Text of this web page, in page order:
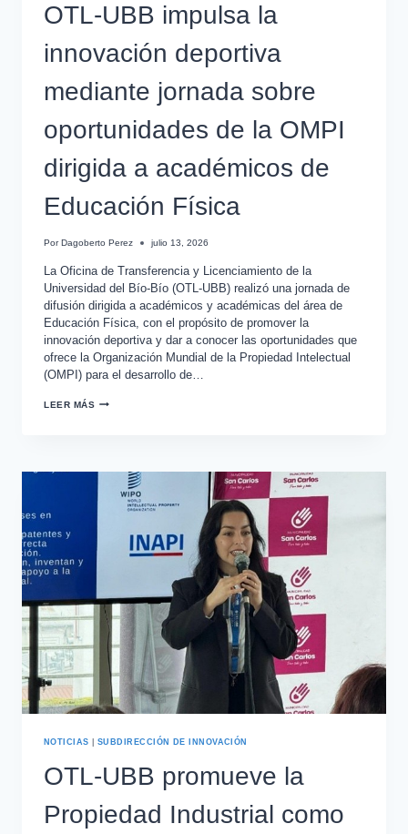
OTL-UBB impulsa la
innovación deportiva
mediante jornada sobre
oportunidades de la OMPI
dirigida a académicos de
Educación Física
Por Dagoberto Perez julio 13, 2026
La Oficina de Transferencia y Licenciamiento de la
Universidad del Bío-Bío (OTL-UBB) realizó una jornada de
difusión dirigida a académicos y académicas del área de
Educación Física, con el propósito de promover la
innovación deportiva y dar a conocer las oportunidades que
ofrece la Organización Mundial de la Propiedad Intelectual
(OMPI) para el desarrollo de…
LEER MÁS
NOTICIAS |SUBDIRECCIÓN DE INNOVACIÓN
OTL-UBB promueve la
Propiedad Industrial como